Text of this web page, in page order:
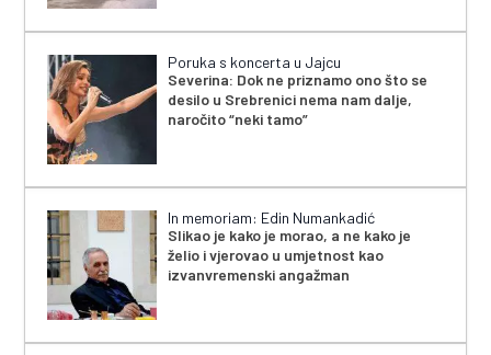
Poruka s koncerta u Jajcu
Severina: Dok ne priznamo ono što se
desilo u Srebrenici nema nam dalje,
naročito “neki tamo”
In memoriam: Edin Numankadić
Slikao je kako je morao, a ne kako je
želio i vjerovao u umjetnost kao
izvanvremenski angažman